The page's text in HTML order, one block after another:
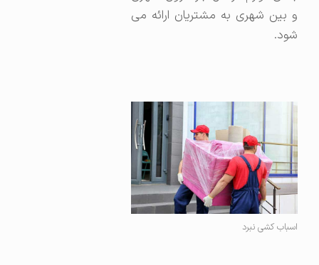
و بین شهری به مشتریان ارائه می
شود.
اسباب کشی نبرد